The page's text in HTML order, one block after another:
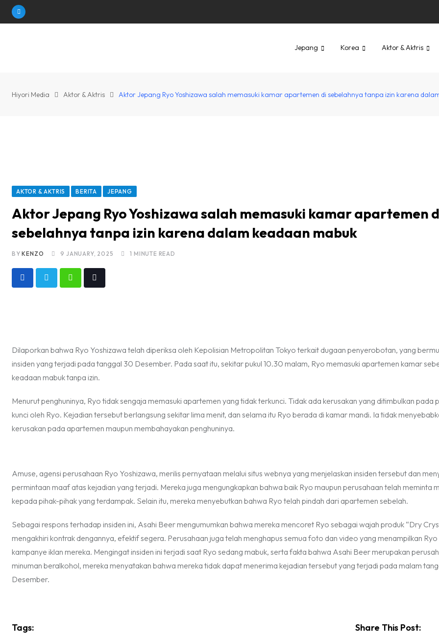
Skip
Jepang Korea Aktor & Aktris
Hiyori Media Aktor & Aktris Aktor Jepang Ryo Yoshizawa salah memasuki kamar apartemen di sebelahnya tanpa izin karena
AKTOR & AKTRIS BERITA JEPANG
Aktor Jepang Ryo Yoshizawa salah memasuki kamar apartemen
sebelahnya tanpa izin karena dalam keadaan mabuk
BYKENZO 9 JANUARY, 2025 1 MINUTE READ
Whatsapp
Tiktok
Dilaporkan bahwa Ryo Yoshizawa telah diperiksa oleh Kepolisian Metropolitan Tokyo terkait dugaan penyerobotan, yang
insiden yang terjadi pada tanggal 30 Desember. Pada saat itu, sekitar pukul 10.30 malam, Ryo memasuki apartemen kamar
keadaan mabuk tanpa izin.
Menurut penghuninya, Ryo tidak sengaja memasuki apartemen yang tidak terkunci. Tidak ada kerusakan yang ditimbulkan pada
kunci oleh Ryo. Kejadian tersebut berlangsung sekitar lima menit, dan selama itu Ryo berada di kamar mandi. Ia tidak
kerusakan pada apartemen maupun membahayakan penghuninya.
Amuse, agensi perusahaan Ryo Yoshizawa, merilis pernyataan melalui situs webnya yang menjelaskan insiden tersebut dan
permintaan maaf atas kejadian yang terjadi. Mereka juga mengungkapkan bahwa baik Ryo maupun perusahaan telah meminta
kepada pihak-pihak yang terdampak. Selain itu, mereka menyebutkan bahwa Ryo telah pindah dari apartemen sebelah.
Sebagai respons terhadap insiden ini, Asahi Beer mengumumkan bahwa mereka mencoret Ryo sebagai wajah produk “Dry
mengakhiri kontrak dengannya, efektif segera. Perusahaan juga telah menghapus semua foto dan video yang menampilkan
kampanye iklan mereka. Mengingat insiden ini terjadi saat Ryo sedang mabuk, serta fakta bahwa Asahi Beer merupakan
minuman beralkohol, mereka menyatakan bahwa mereka tidak dapat menerima kejadian tersebut yang terjadi pada malam
Desember.
Tags: Share This Post: